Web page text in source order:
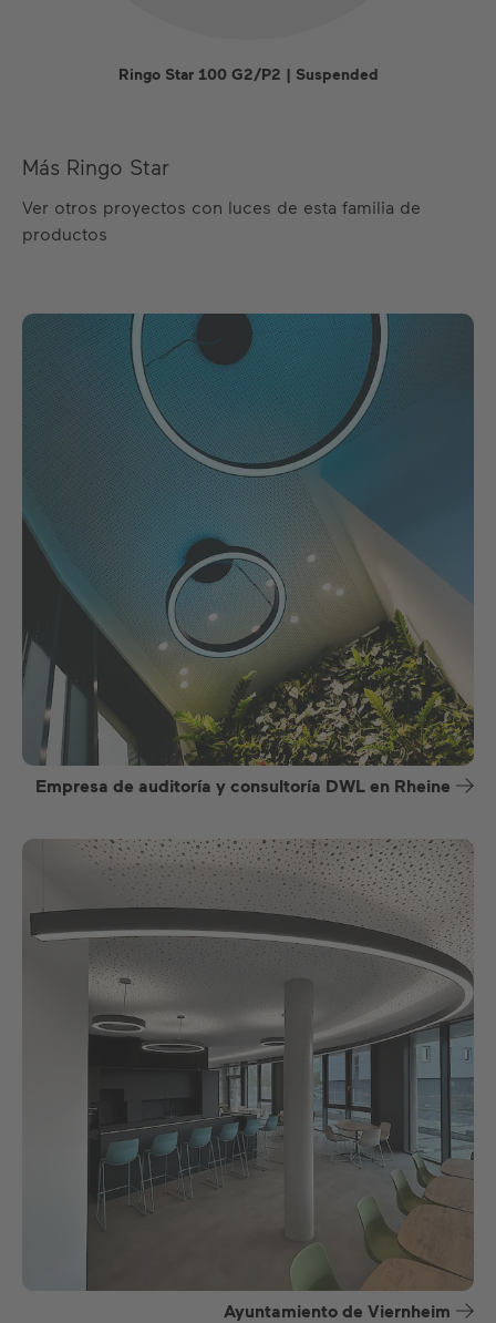
Ringo Star 100 G2/P2 | Suspended
Más Ringo Star
Ver otros proyectos con luces de esta familia de
productos
Empresa de auditoría y consultoría DWL en Rheine
Ayuntamiento de Viernheim